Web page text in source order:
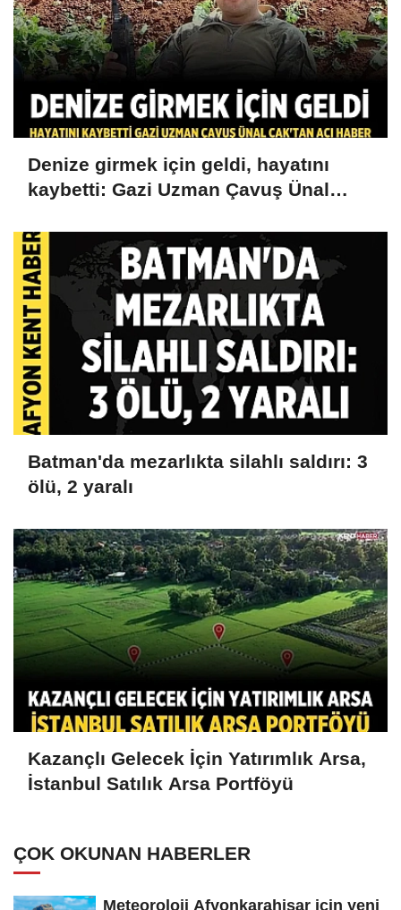
Denize girmek için geldi, hayatını
kaybetti: Gazi Uzman Çavuş Ünal
Batman'da mezarlıkta silahlı saldırı: 3
ölü, 2 yaralı
Kazançlı Gelecek İçin Yatırımlık Arsa,
İstanbul Satılık Arsa Portföyü
ÇOK OKUNAN HABERLER
Meteoroloji Afyonkarahisar için yeni